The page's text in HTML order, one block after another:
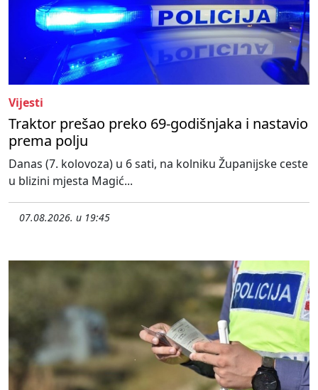
Vijesti
Traktor prešao preko 69-godišnjaka i nastavio
prema polju
Danas (7. kolovoza) u 6 sati, na kolniku Županijske ceste
u blizini mjesta Magić...
07.08.2026. u 19:45